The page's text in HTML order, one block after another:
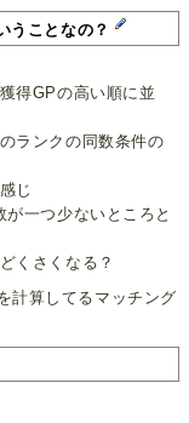
うことなの？
得GPの高い順に並
ランクの同数条件の
じ
一つ少ないところと
くさくなる？
計算してるマッチング